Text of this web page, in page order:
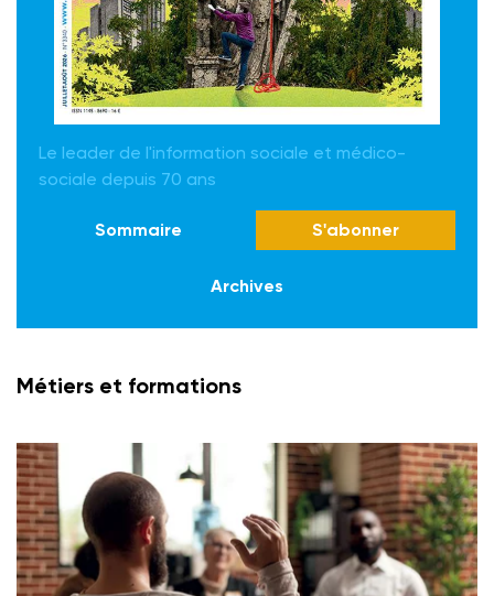
Le leader de l'information sociale et médico-
sociale depuis 70 ans
Sommaire S'abonner
Archives
Métiers et formations